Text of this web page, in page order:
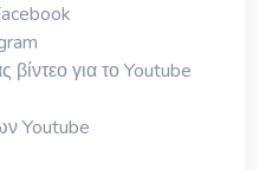
για το Youtube
Youtube